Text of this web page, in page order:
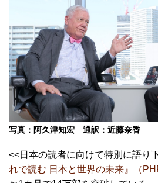
写真：阿久津知宏 通訳：近藤奈香
<<日本の読者に向けて特別に語り
れで読む 日本と世界の未来』（